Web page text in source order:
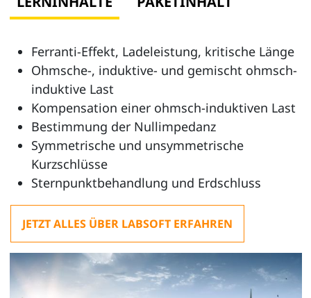
Ferranti-Effekt, Ladeleistung, kritische Länge
Ohmsche-, induktive- und gemischt ohmsch-
induktive Last
Kompensation einer ohmsch-induktiven Last
Bestimmung der Nullimpedanz
Symmetrische und unsymmetrische
Kurzschlüsse
Sternpunktbehandlung und Erdschluss
JETZT ALLES ÜBER LABSOFT ERFAHREN